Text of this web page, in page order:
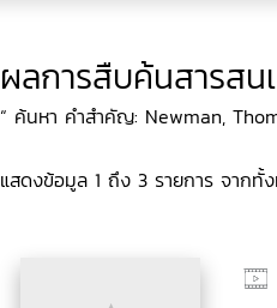
ผลการสืบค้นสารสน
“ ค้นหา คำสำคัญ: Newman,
แสดงข้อมูล 1 ถึง 3 รายการ จากทั้